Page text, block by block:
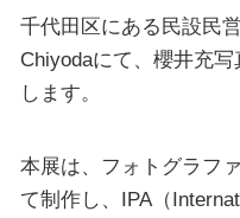
千代田区にある民設民
Chiyodaにて、櫻井充
します。
本展は、フォトグラフ
て制作し、IPA（